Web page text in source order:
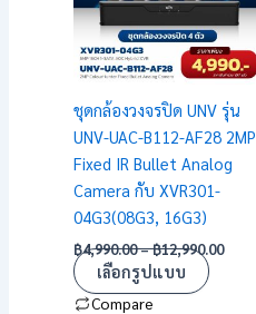
ชุดกล้องวงจรปิด UNV รุ่น
UNV-UAC-B112-AF28 2MP
Fixed IR Bullet Analog
Camera กับ XVR301-
04G3(08G3, 16G3)
฿4,990.00–฿12,990.00
เลือกรูปแบบ
Compare
variants.
The
options
be
chosen
on
the
product
page